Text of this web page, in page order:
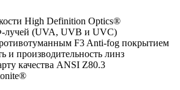
High Definition Optics®
лучей (UVA, UVB и UVC)
F3 Anti-fog покрытием
и производительность линз
качества ANSI Z80.3